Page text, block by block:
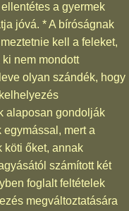
a gyermek
jóvá. * A bíróságnak
kell a feleket,
nem mondott
olyan szándék, hogy
alaposan gondolják
mert a
köti őket, annak
számított két
foglalt feltételek
megváltoztatására